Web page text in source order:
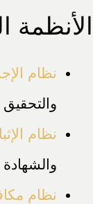
الأنظمة
نظام
نظام
نظام